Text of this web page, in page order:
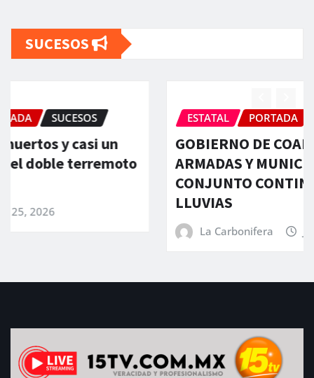
SUCESOS
ESTATAL PORTADA SUCESOS
GOBIERNO DE COAHUILA, FUERZAS
ARMADAS Y MUNICIPIOS ATIENDEN EN
CONJUNTO CONTINGENCIA POR
Jun 17, 2026